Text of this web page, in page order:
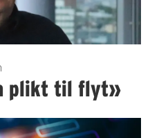
plikt til flyt»